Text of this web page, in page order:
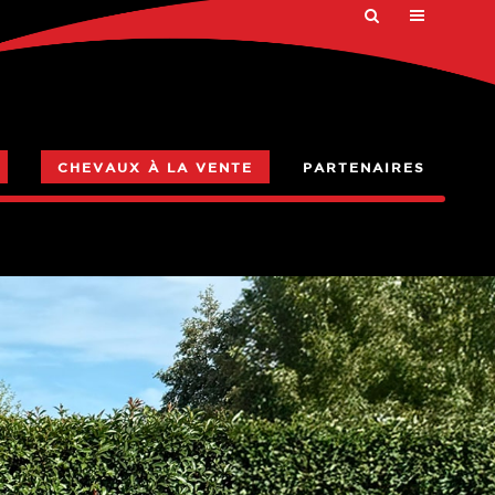
CHEVAUX À LA VENTE PARTENAIRES